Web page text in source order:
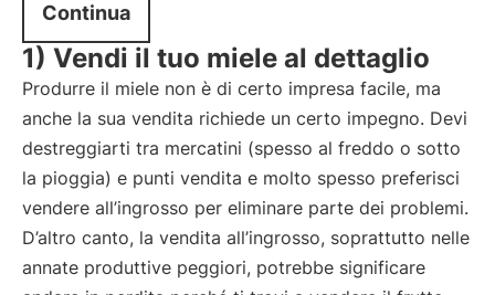
Continua
1) Vendi il tuo miele al dettaglio
Produrre il miele non è di certo impresa facile, ma
anche la sua vendita richiede un certo impegno. Devi
destreggiarti tra mercatini (spesso al freddo o sotto
la pioggia) e punti vendita e molto spesso preferisci
vendere all’ingrosso per eliminare parte dei problemi.
D’altro canto, la vendita all’ingrosso, soprattutto nelle
annate produttive peggiori, potrebbe significare